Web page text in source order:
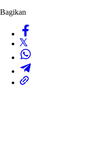
Bagikan